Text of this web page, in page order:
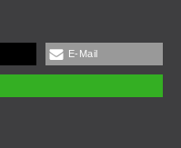
E-Mail